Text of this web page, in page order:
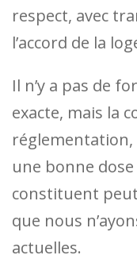
respect, avec
l’accord de la
Il n’y a pas de
exacte, mais la
une bonne
constituent
que nous
actuelles.